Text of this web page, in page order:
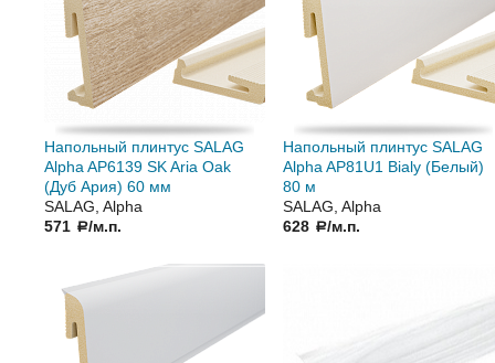
Напольный плинтус SALAG
Alpha AP6139 SK Aria Oak
(Дуб Ария) 60 мм
SALAG, Alpha
571 a/м.п.
Напольный плинтус SALAG
Alpha AP81U1 Bialy (Белый)
80 м
SALAG, Alpha
628 a/м.п.